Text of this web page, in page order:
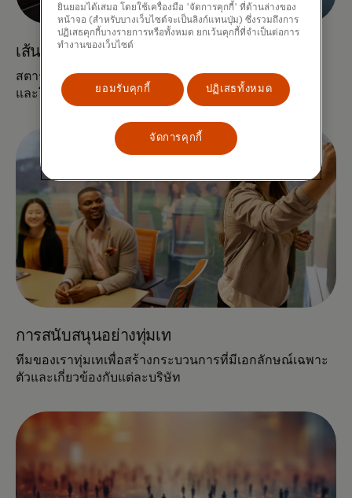
เส้นทางสู่การขยายขนาดอย่างรวดเร็ว
สตาร์ตอัปใช้ประโยชน์จากเครือข่ายทั่วโลก ความร่วมมือ
และโซลูชันฟินเทคของเราในเส้นทางเพื่อขยายธุรกิจ
การสนับสนุนอย่างทุ่มเท
ทีมของเราทุ่มเทเพื่อสร้างกระบวนการที่มีเอกลักษณ์เฉพาะ
ตัวและเกี่ยวข้องกับแต่ละบริษัท
ยินยอมได้เสมอ โดยใช้เครื่องมือ 'จัดการคุกกี้' ที่ด้านล่างของ
หน้าจอ (สำหรับบางเว็บไซต์จะเป็นลิงก์แทนปุ่ม) ซึ่งรวมถึงการ
ปฏิเสธคุกกี้บางรายการหรือทั้งหมด ยกเว้นคุกกี้ที่จำเป็นต่อการ
ทำงานของเว็บไซต์
ยอมรับคุกกี้ ปฏิเสธทั้งหมด
จัดการคุกกี้